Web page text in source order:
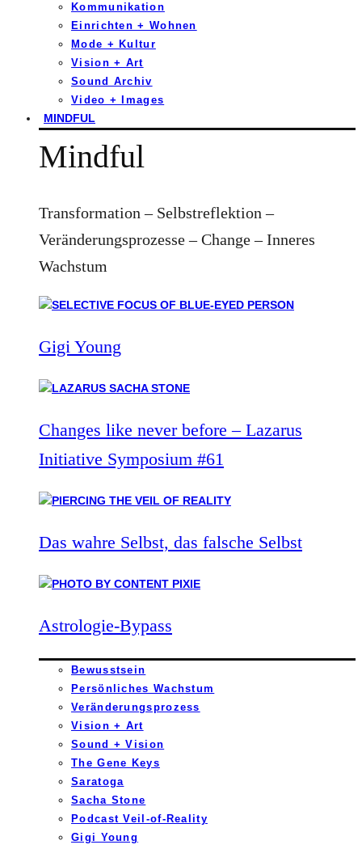
Kommunikation
Einrichten + Wohnen
Mode + Kultur
Vision + Art
Sound Archiv
Video + Images
MINDFUL
Mindful
Transformation – Selbstreflektion –
Veränderungsprozesse – Change – Inneres
Wachstum
Gigi Young
Changes like never before – Lazarus
Initiative Symposium #61
Das wahre Selbst, das falsche Selbst
Astrologie-Bypass
Bewusstsein
Persönliches Wachstum
Veränderungsprozess
Vision + Art
Sound + Vision
The Gene Keys
Saratoga
Sacha Stone
Podcast Veil-of-Reality
Gigi Young